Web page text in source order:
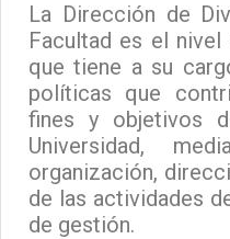
La Dirección de
Facultad es el
que tiene a su
políticas que
fines y objetivos
Universidad,
organización,
de las actividades
de gestión.